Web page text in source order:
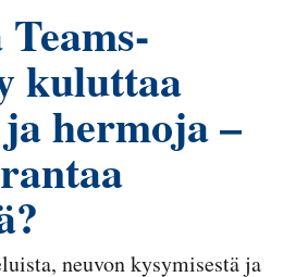
kuluttaa
hermoja –
neuvon kysymisestä ja